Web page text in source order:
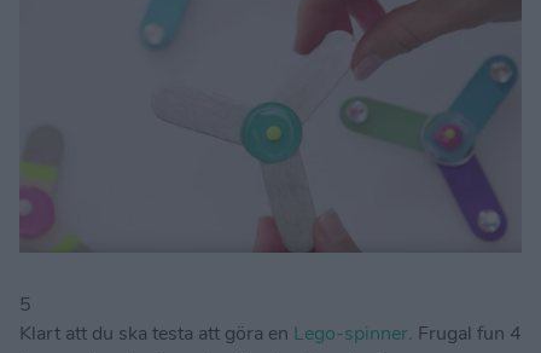
5
Klart att du ska testa att göra en Lego-spinner. Frugal fun 4